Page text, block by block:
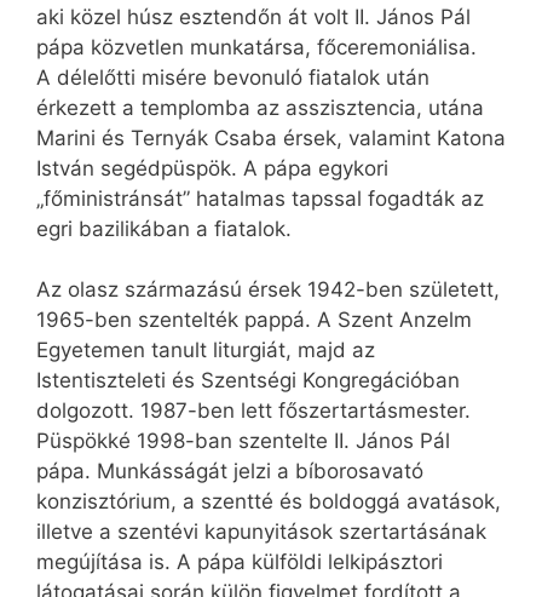
aki közel húsz esztendőn át volt II. János Pál
pápa közvetlen munkatársa, főceremoniálisa.
A délelőtti misére bevonuló fiatalok után
érkezett a templomba az asszisztencia, utána
Marini és Ternyák Csaba érsek, valamint Katona
István segédpüspök. A pápa egykori
„főministránsát” hatalmas tapssal fogadták az
egri bazilikában a fiatalok.
Az olasz származású érsek 1942-ben született,
1965-ben szentelték pappá. A Szent Anzelm
Egyetemen tanult liturgiát, majd az
Istentiszteleti és Szentségi Kongregációban
dolgozott. 1987-ben lett főszertartásmester.
Püspökké 1998-ban szentelte II. János Pál
pápa. Munkásságát jelzi a bíborosavató
konzisztórium, a szentté és boldoggá avatások,
illetve a szentévi kapunyitások szertartásának
megújítása is. A pápa külföldi lelkipásztori